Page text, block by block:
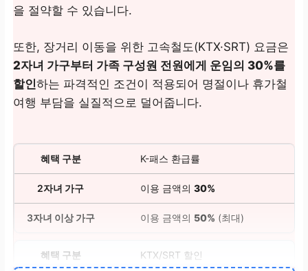
을 절약할 수 있습니다.
또한, 장거리 이동을 위한 고속철도(KTX·SRT) 요금은
2자녀 가구부터 가족 구성원 전원에게 운임의 30%를
할인하는 파격적인 조건이 적용되어 명절이나 휴가철
여행 부담을 실질적으로 덜어줍니다.
K-패스 환급률
이용 금액의30%
이용 금액의 50% (최대)
KTX/SRT 할인